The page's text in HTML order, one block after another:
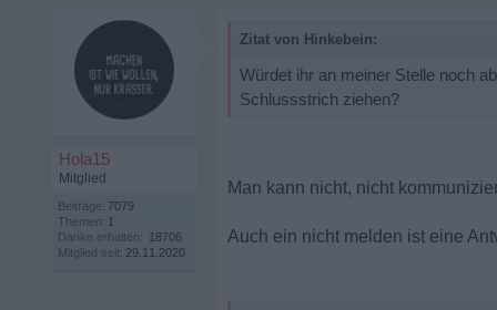
Hola15
Mitglied
Beiträge: 7079
Themen: 1
Danke erhalten: 18706
Mitglied seit: 29.11.2020
Zitat von Hinkebein:
Würdet ihr an meiner Stelle noch
Schlussstrich ziehen?
Man kann nicht, nicht
Auch ein nicht melden ist eine